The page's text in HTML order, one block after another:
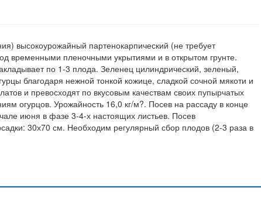
высокоурожайный партенокарпический (не требует
временными пленочными укрытиями и в открытом грунте.
по 1-3 плода. Зеленец цилиндрический, зеленый,
благодаря нежной тонкой кожице, сладкой сочной мякоти и
и превосходят по вкусовым качествам своих пупырчатых
огурцов. Урожайность 16,0 кг/м?. Посев на рассаду в конце
июня в фазе 3-4-х настоящих листьев. Посев
30х70 см. Необходим регулярный сбор плодов (2-3 раза в